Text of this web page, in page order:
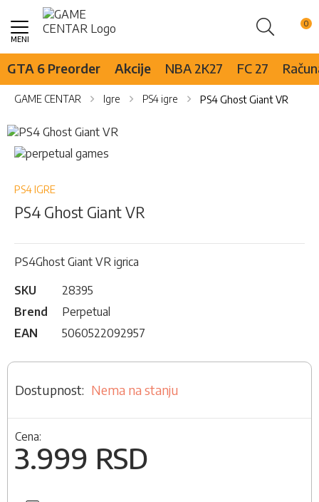
Pretraži
Skip
Content
GTA 6 Preorder Akcije NBA 2K27 FC 27
GAME CENTAR Igre PS4 igre PS4 Ghost Giant VR
Skip
to
the
of
images
Skip
to
beginning
the
gallery
PS4 IGRE
PS4 Ghost Giant VR
PS4Ghost Giant VR igrica
SKU
28395
Brend
Perpetual
EAN
5060522092957
Nema na stanju
Cena:
3.999 RSD